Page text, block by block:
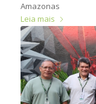
Amazonas
Leia mais